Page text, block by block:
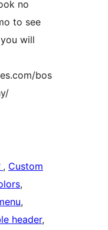
no
to see
will
bos
, Custom
header